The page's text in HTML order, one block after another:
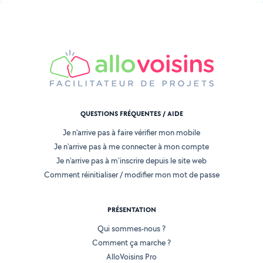
QUESTIONS FRÉQUENTES / AIDE
Je n'arrive pas à faire vérifier mon mobile
Je n'arrive pas à me connecter à mon compte
Je n'arrive pas à m'inscrire depuis le site web
Comment réinitialiser / modifier mon mot de passe
PRÉSENTATION
Qui sommes-nous ?
Comment ça marche ?
AlloVoisins Pro